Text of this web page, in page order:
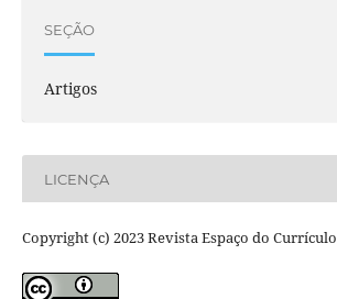
SEÇÃO
Artigos
LICENÇA
Copyright (c) 2023 Revista Espaço do Currículo